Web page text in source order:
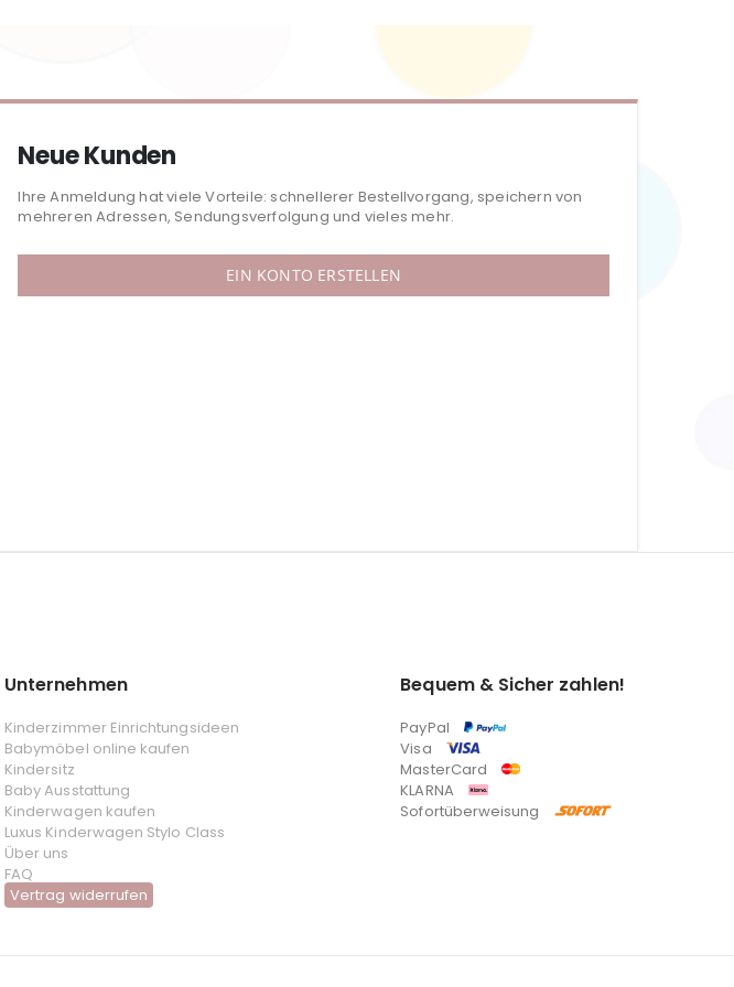
Neue Kunden
Ihre Anmeldung hat viele Vorteile: schnellerer Bestellvorgang, speichern von
mehreren Adressen, Sendungsverfolgung und vieles mehr.
EIN KONTO ERSTELLEN
Unternehmen
Kinderzimmer Einrichtungsideen
Babymöbel online kaufen
Kindersitz
Baby Ausstattung
Kinderwagen kaufen
Luxus Kinderwagen Stylo Class
Über uns
FAQ
Vertrag widerrufen
Bequem & Sicher zahlen!
PayPal
Visa
MasterCard
KLARNA
Sofortüberweisung